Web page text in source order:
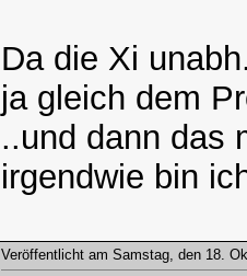
Da die Xi
ja gleich dem
..und dann das
irgendwie bin
Veröffentlicht am Samstag, den 18.